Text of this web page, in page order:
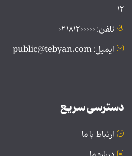
۱۲
تلفن: ۰۲۱۸۱۲۰۰۰۰۰
ایمیل: public@tebyan.com
دسترسی سریع
ارتباط با ما